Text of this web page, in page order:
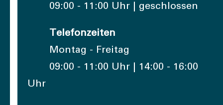
09:00 - 11:00 Uhr | geschlossen
Telefonzeiten
Montag - Freitag
09:00 - 11:00 Uhr | 14:00 - 16:00
Uhr